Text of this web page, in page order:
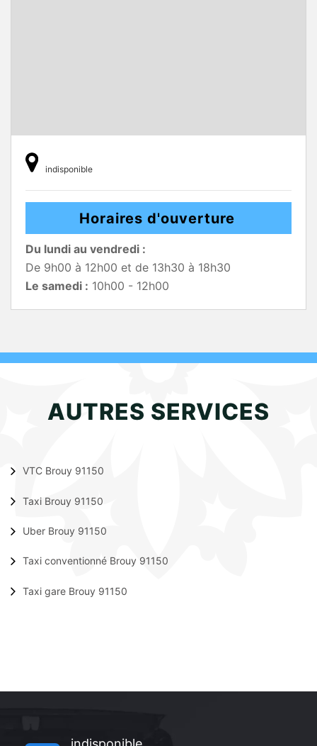
indisponible
Horaires d'ouverture
Du lundi au vendredi :
De 9h00 à 12h00 et de 13h30 à 18h30
Le samedi : 10h00 - 12h00
AUTRES SERVICES
VTC Brouy 91150
Taxi Brouy 91150
Uber Brouy 91150
Taxi conventionné Brouy 91150
Taxi gare Brouy 91150